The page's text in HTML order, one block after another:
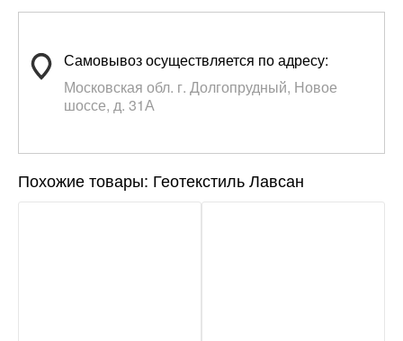
Самовывоз осуществляется по адресу:
Московская обл. г. Долгопрудный, Новое
шоссе, д. 31А
Похожие товары: Геотекстиль Лавсан